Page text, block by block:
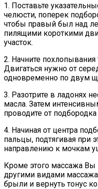
1. Поставьте
челюсти, поперек
чтобы правый был над
пилящими короткими
участок.
2. Начните
Двигаться нужно от
одновременно по двум
3. Разотрите в ладонях
масла. Затем
проводите от
4. Начиная от центра
пальцы, подтягивая при
направлению к мочкам
Кроме этого массажа Вы
другими видами
брыли и вернуть тонус